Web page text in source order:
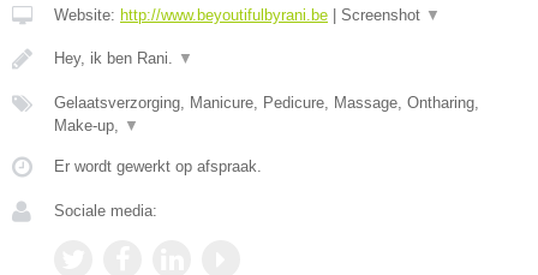
Website: http://www.beyoutifulbyrani.be Screenshot ▼
Hey, ik ben Rani. ▼
Gelaatsverzorging, Manicure, Pedicure, Massage, Ontharing,
Make-up, ▼
Er wordt gewerkt op afspraak.
Sociale media: